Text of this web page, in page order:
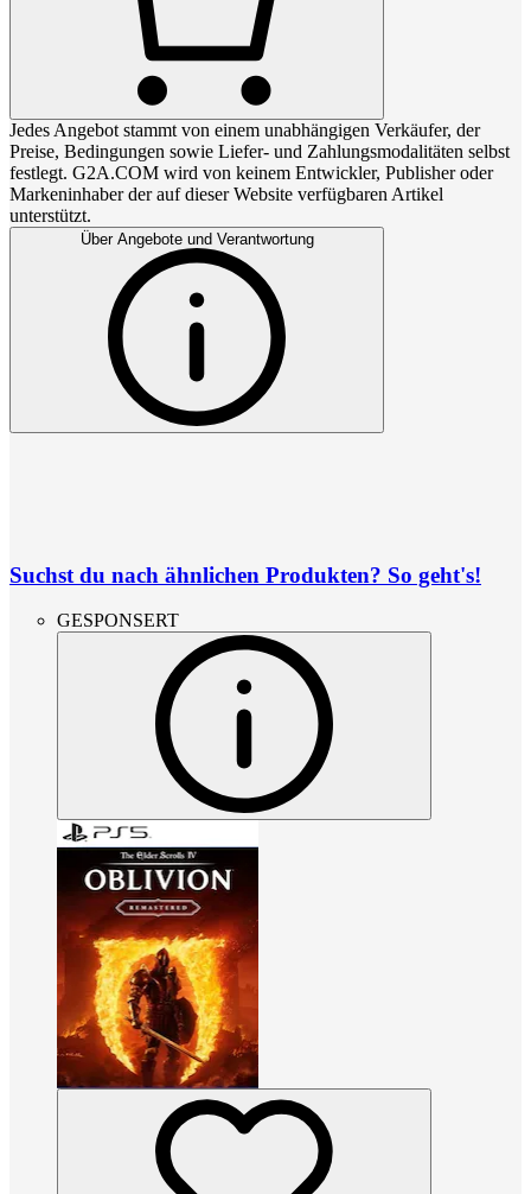
Jedes Angebot stammt von einem unabhängigen Verkäufer, der
Preise, Bedingungen sowie Liefer- und Zahlungsmodalitäten selbst
festlegt. G2A.COM wird von keinem Entwickler, Publisher oder
Markeninhaber der auf dieser Website verfügbaren Artikel
unterstützt.
Über Angebote und Verantwortung
Suchst du nach ähnlichen Produkten? So geht's!
GESPONSERT